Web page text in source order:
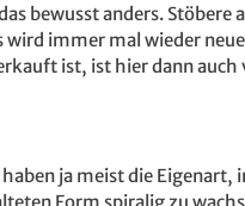
bewusst anders. Stöbere
wird immer mal wieder
ist, ist hier dann
ja meist die Eigenart,